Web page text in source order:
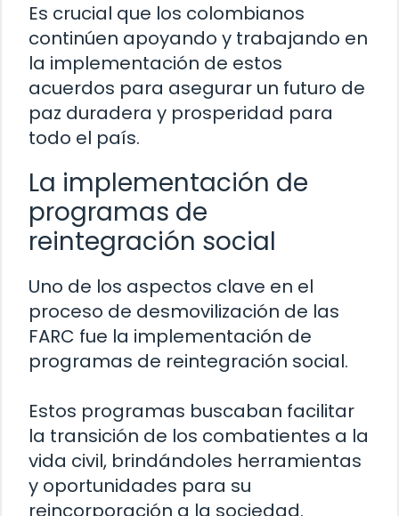
Es crucial que los colombianos
continúen apoyando y trabajando en
la implementación de estos
acuerdos para asegurar un futuro de
paz duradera y prosperidad para
todo el país.
La implementación de
programas de
reintegración social
Uno de los aspectos clave en el
proceso de desmovilización de las
FARC fue la implementación de
programas de reintegración social.
Estos programas buscaban facilitar
la transición de los combatientes a la
vida civil, brindándoles herramientas
y oportunidades para su
reincorporación a la sociedad.